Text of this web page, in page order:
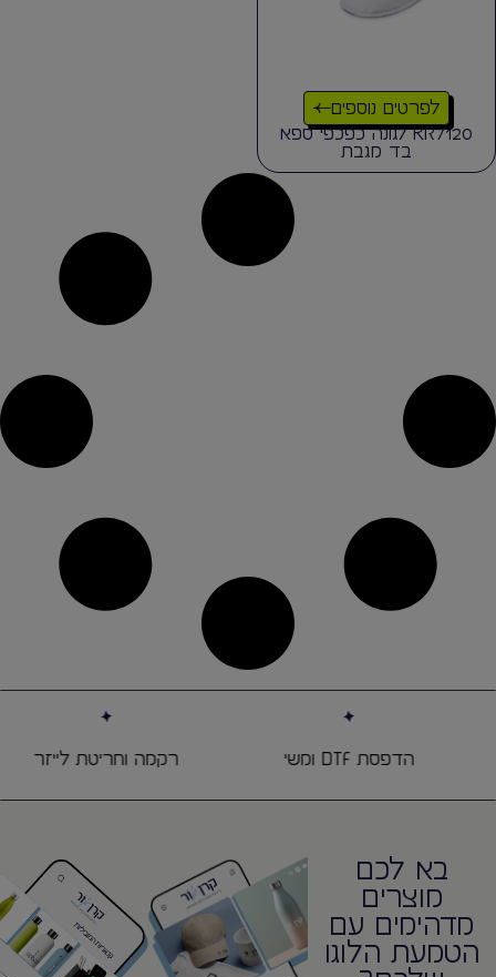
לפרטים נוספים
KR7120 לגונה כפכפי ספא
בד מגבת
הדפסת DTF ומשי רקמה וחריטת לייזר
בא לכם
מוצרים
מדהימים עם
הטמעת הלוגו